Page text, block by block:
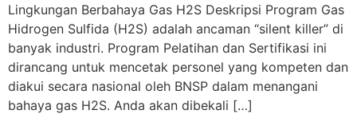
Lingkungan Berbahaya Gas H2S Deskripsi Program Gas
Hidrogen Sulfida (H2S) adalah ancaman “silent killer” di
banyak industri. Program Pelatihan dan Sertifikasi ini
dirancang untuk mencetak personel yang kompeten dan
diakui secara nasional oleh BNSP dalam menangani
bahaya gas H2S. Anda akan dibekali […]